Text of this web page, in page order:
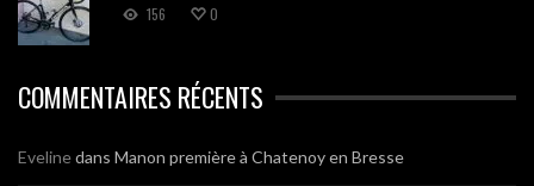
156 0
COMMENTAIRES RÉCENTS
Evelinedans Manon première à Chatenoy en Bresse